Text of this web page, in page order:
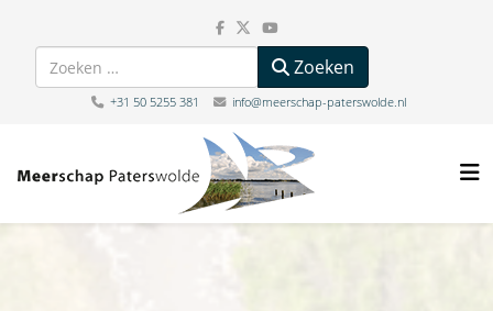
Zoeken Zoeken
+31 50 5255 381 info@meerschap-paterswolde.nl